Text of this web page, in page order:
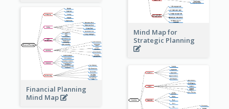
Mind Map for
Strategic Planning
Financial Planning
Mind Map